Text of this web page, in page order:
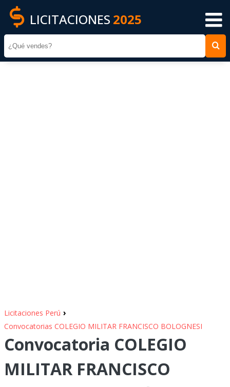
LICITACIONES 2025
Licitaciones Perú ›
Convocatorias COLEGIO MILITAR FRANCISCO BOLOGNESI
Convocatoria COLEGIO
MILITAR FRANCISCO